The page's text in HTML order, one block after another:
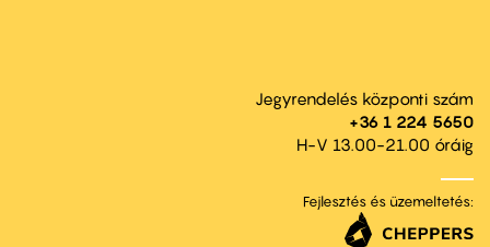
Jegyrendelés központi szám
+36 1 224 5650
H-V 13.00-21.00 óráig
Fejlesztés és üzemeltetés: